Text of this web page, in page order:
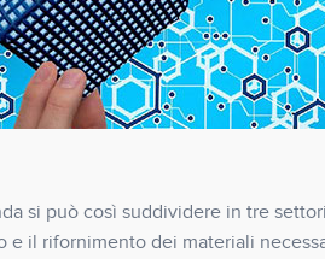
si può così suddividere in tre
e il rifornimento dei materiali